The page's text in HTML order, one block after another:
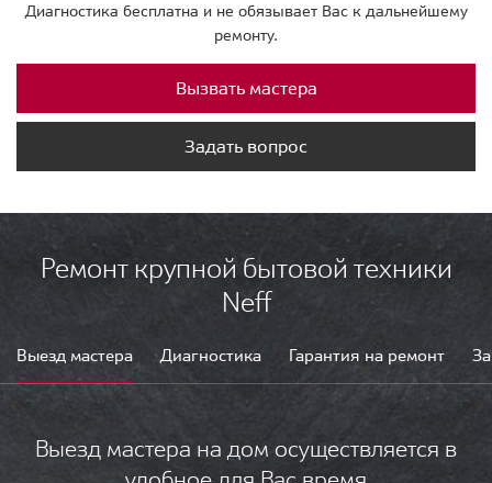
Диагностика бесплатна и не обязывает Вас к дальнейшему
ремонту.
Вызвать мастера
Задать вопрос
Ремонт крупной бытовой техники
Neff
Выезд мастера Диагностика Гарантия на ремонт
Выезд мастера на дом осуществляется в